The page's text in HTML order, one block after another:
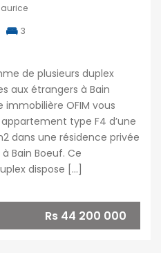
3
de plusieurs duplex
aux étrangers à Bain
immobilière OFIM vous
type F4 d’une
dans une résidence privée
Bain Boeuf. Ce
dispose […]
Rs 44 200 000